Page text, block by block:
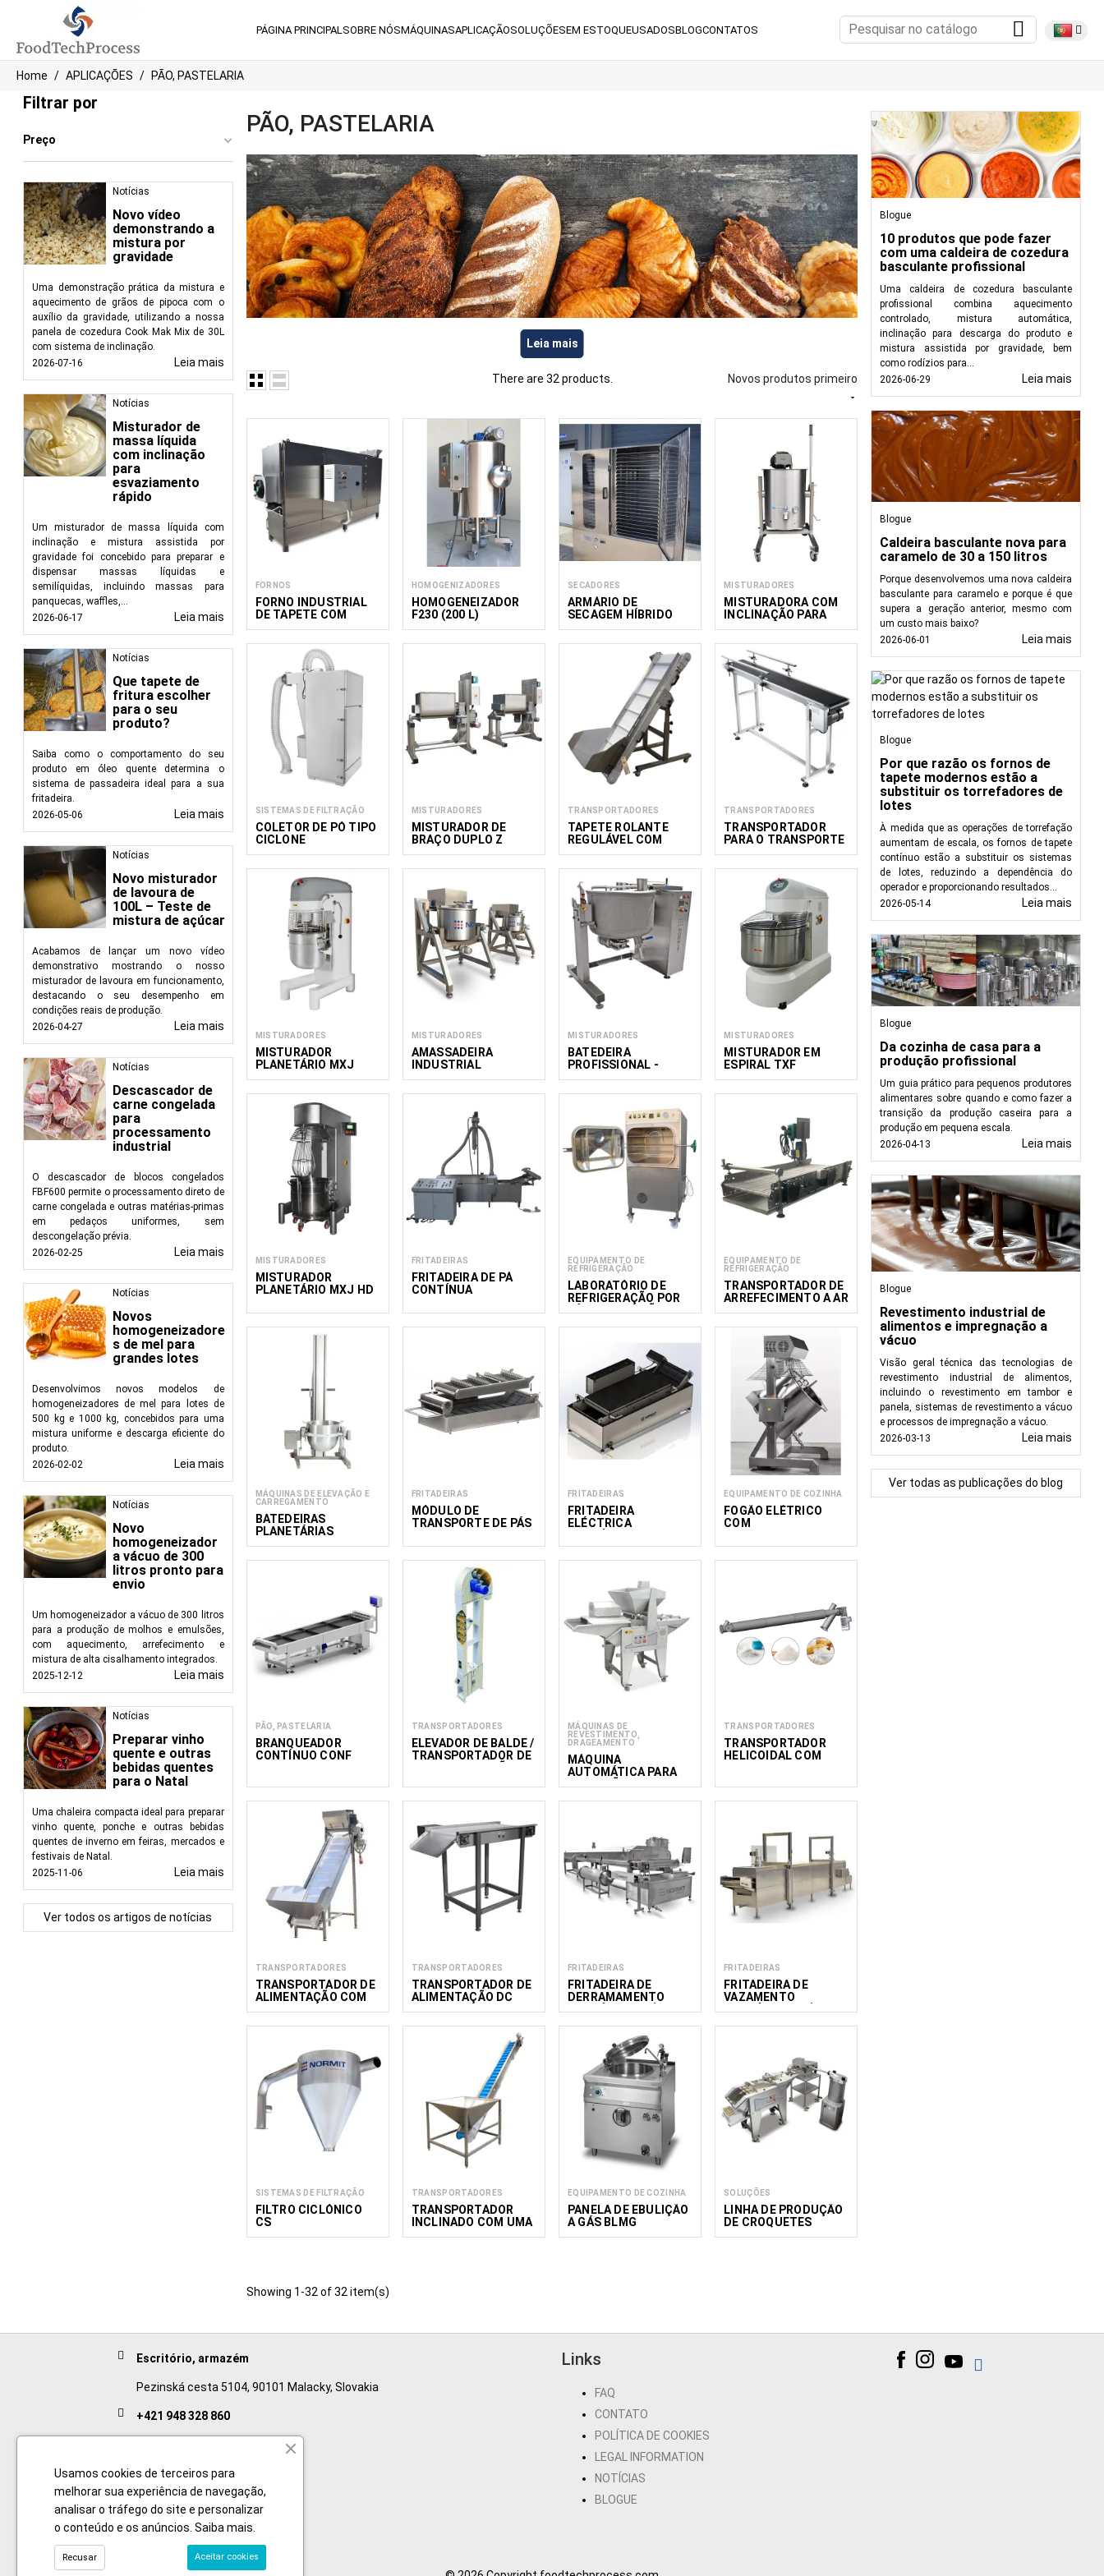
PÁGINA PRINCIPAL SOBRE NÓSMÁQUINASAPLICAÇÃOSOLUÇÕESEM ESTOQUEUSADOSBLOGCONTATOS
Home APLICAÇÕES PÃO, PASTELARIA
Filtrar por
Preço
Notícias
Novo vídeo
demonstrando a
mistura por
gravidade
Uma demonstração prática da mistura e
aquecimento de grãos de pipoca com o
auxílio da gravidade, utilizando a nossa
panela de cozedura Cook Mak Mix de 30L
com sistema de inclinação.
2026-07-16
Leia mais
Notícias
Misturador de
massa líquida
com inclinação
para
esvaziamento
rápido
Um misturador de massa líquida com
inclinação e mistura assistida por
gravidade foi concebido para preparar e
dispensar massas líquidas e
semilíquidas, incluindo massas para
panquecas, waffles,...
2026-06-17
Leia mais
Notícias
Que tapete de
fritura escolher
para o seu
produto?
Saiba como o comportamento do seu
produto em óleo quente determina o
sistema de passadeira ideal para a sua
fritadeira.
2026-05-06
Leia mais
Notícias
Novo misturador
de lavoura de
100L – Teste de
mistura de açúcar
Acabamos de lançar um novo vídeo
demonstrativo mostrando o nosso
misturador de lavoura em funcionamento,
destacando o seu desempenho em
condições reais de produção.
2026-04-27
Leia mais
Notícias
Descascador de
carne congelada
para
processamento
industrial
O descascador de blocos congelados
FBF600 permite o processamento direto de
carne congelada e outras matérias-primas
em pedaços uniformes, sem
descongelação prévia.
2026-02-25
Leia mais
Notícias
Novos
homogeneizadore
s de mel para
grandes lotes
Desenvolvimos novos modelos de
homogeneizadores de mel para lotes de
500 kg e 1000 kg, concebidos para uma
mistura uniforme e descarga eficiente do
produto.
2026-02-02
Leia mais
Notícias
Novo
homogeneizador
a vácuo de 300
litros pronto para
envio
Um homogeneizador a vácuo de 300 litros
para a produção de molhos e emulsões,
com aquecimento, arrefecimento e
mistura de alta cisalhamento integrados.
2025-12-12
Leia mais
Notícias
Preparar vinho
quente e outras
bebidas quentes
para o Natal
Uma chaleira compacta ideal para preparar
vinho quente, ponche e outras bebidas
quentes de inverno em feiras, mercados e
festivais de Natal.
2025-11-06
Leia mais
Ver todos os artigos de notícias
PÃO, PASTELARIA
Equipamento para processamento de alimentos para a produção de pão e pastelaria, incluindo equipamento para
misturar, cozinhar, aquecer e processar massas, recheios e outros ingredientes. Estes equipamentos são
concebidos para uma produção com relação custo-benefício e qualidade consistente do produto. Na
FoodTechProcess, fornecemos equipamentos para produtores de snacks de pequena e média dimensão,
fabricantes de alimentos, empresas do setor da hotelaria, restauração e café (HoReCa) e cozinhas profissionais.
Leia menos
Leia mais
There are 32 products. Novos produtos primeiro

FORNOS
FORNO INDUSTRIAL
DE TAPETE COM
SISTEMA DE
HOMOGENIZADORES
HOMOGENEIZADOR
F230 (200 L)
SECADORES
ARMÁRIO DE
SECAGEM HÍBRIDO
MAK DRYER HYBRID
MISTURADORES
MISTURADORA COM
INCLINAÇÃO PARA
MASSA LÍQUIDA 50-
SISTEMAS DE FILTRAÇÃO
COLETOR DE PÓ TIPO
CICLONE
MISTURADORES
MISTURADOR DE
BRAÇO DUPLO Z
SIGMA
TRANSPORTADORES
TAPETE ROLANTE
REGULÁVEL COM
TREMONHA ACWH
TRANSPORTADORES
TRANSPORTADOR
PARA O TRANSPORTE
DE PRODUTOS A
MISTURADORES
MISTURADOR
PLANETÁRIO MXJ
MISTURADORES
AMASSADEIRA
INDUSTRIAL
MISTURADORES
BATEDEIRA
PROFISSIONAL -
PROCESSADOR DE
MISTURADORES
MISTURADOR EM
ESPIRAL TXF
MISTURADORES
MISTURADOR
PLANETÁRIO MXJ HD
FRITADEIRAS
FRITADEIRA DE PÁ
CONTÍNUA
EQUIPAMENTO DE
REFRIGERAÇÃO
LABORATÓRIO DE
REFRIGERAÇÃO POR
VÁCUO PARA PÃO E
EQUIPAMENTO DE
REFRIGERAÇÃO
TRANSPORTADOR DE
ARREFECIMENTO A AR
M 400/1000
MÁQUINAS DE ELEVAÇÃO E
CARREGAMENTO
BATEDEIRAS
PLANETÁRIAS
ELEVADOR DE TAÇAS
FRITADEIRAS
MÓDULO DE
TRANSPORTE DE PÁS
UNIVERSAL
400/1100/12
FRITADEIRAS
FRITADEIRA
ELÉCTRICA
DONUTS
EQUIPAMENTO DE COZINHA
FOGÃO ELÉTRICO
COM
MODELO MKC
PÃO, PASTELARIA
BRANQUEADOR
CONTÍNUO CONF
TRANSPORTADORES
ELEVADOR DE BALDE /
TRANSPORTADOR DE
MÁQUINAS DE
REVESTIMENTO,
DRAGEAMENTO
MÁQUINA
AUTOMÁTICA PARA
FAZER PÃO GA
TRANSPORTADORES
TRANSPORTADOR
HELICOIDAL COM
TRANSPORTADORES
TRANSPORTADOR DE
ALIMENTAÇÃO COM
UMA TREMONHA CWH
TRANSPORTADORES
TRANSPORTADOR DE
ALIMENTAÇÃO DC
FRITADEIRAS
FRITADEIRA DE
DERRAMAMENTO
CONTÍNUO DE ÓLEO
FRITADEIRAS
FRITADEIRA DE
VAZAMENTO
CONTÍNUO DE ÓLEO
SISTEMAS DE FILTRAÇÃO
FILTRO CICLÓNICO
CS
TRANSPORTADORES
TRANSPORTADOR
INCLINADO COM UMA
TREMONHA CBI
EQUIPAMENTO DE COZINHA
PANELA DE EBULIÇÃO
A GÁS BLMG
SOLUÇÕES
LINHA DE PRODUÇÃO
DE CROQUETES
Showing 1-32 of 32 item(s)
Blogue
10 produtos que pode fazer
com uma caldeira de cozedura
basculante profissional
Uma caldeira de cozedura basculante
profissional combina aquecimento
controlado, mistura automática,
inclinação para descarga do produto e
mistura assistida por gravidade, bem
como rodízios para...
2026-06-29
Leia mais
Blogue
Caldeira basculante nova para
caramelo de 30 a 150 litros
Porque desenvolvemos uma nova caldeira
basculante para caramelo e porque é que
supera a geração anterior, mesmo com
um custo mais baixo?
2026-06-01
Leia mais
Blogue
Por que razão os fornos de
tapete modernos estão a
substituir os torrefadores de
lotes
À medida que as operações de torrefação
aumentam de escala, os fornos de tapete
contínuo estão a substituir os sistemas
de lotes, reduzindo a dependência do
operador e proporcionando resultados...
2026-05-14
Leia mais
Blogue
Da cozinha de casa para a
produção profissional
Um guia prático para pequenos produtores
alimentares sobre quando e como fazer a
transição da produção caseira para a
produção em pequena escala.
2026-04-13
Leia mais
Blogue
Revestimento industrial de
alimentos e impregnação a
vácuo
Visão geral técnica das tecnologias de
revestimento industrial de alimentos,
incluindo o revestimento em tambor e
panela, sistemas de revestimento a vácuo
e processos de impregnação a vácuo.
2026-03-13
Leia mais
Ver todas as publicações do blog
Escritório, armazém
Pezinská cesta 5104, 90101 Malacky, Slovakia
+421 948 328 860
+421 911 932 091
Slovak/Czech
Links
FAQ
CONTATO
POLÍTICA DE COOKIES
LEGAL INFORMATION
NOTÍCIAS
BLOGUE
Usamos cookies de terceiros para
melhorar sua experiência de navegação,
analisar o tráfego do site e personalizar
o conteúdo e os anúncios. Saiba mais
Aceitar cookies
Recusar